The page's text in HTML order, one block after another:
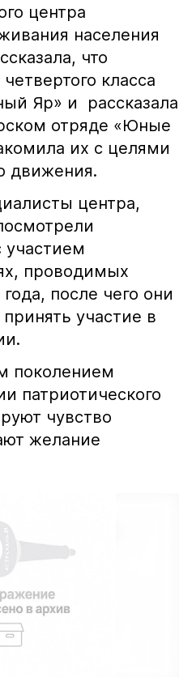
центра
населения
что
класса
Яр» и рассказала
отряде «Юные
их с целями
движения.
центра,
участием
проводимых
после чего они
участие в
поколением
патриотического
чувство
желание